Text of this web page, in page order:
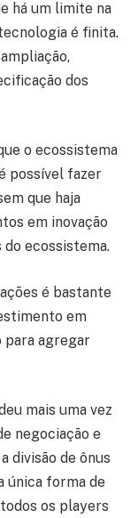
há um limite na
é finita.
dos
o ecossistema
possível fazer
que haja
em inovação
ecossistema.
é bastante
em
para agregar
mais uma vez
negociação e
divisão de ônus
única forma de
os players